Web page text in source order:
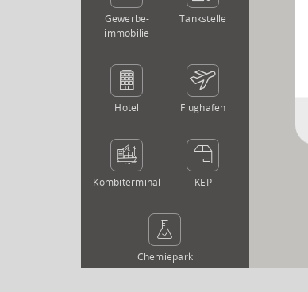
Gewerbe­
immobilie
Tankstelle
Hotel Flughafen
Kombi­terminal KEP
Chemie­park